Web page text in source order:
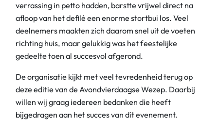
verrassing in petto hadden, barstte vrijwel direct na
afloop van het defilé een enorme stortbui los. Veel
deelnemers maakten zich daarom snel uit de voeten
richting huis, maar gelukkig was het feestelijke
gedeelte toen al succesvol afgerond.
De organisatie kijkt met veel tevredenheid terug op
deze editie van de Avondvierdaagse Wezep. Daarbij
willen wij graag iedereen bedanken die heeft
bijgedragen aan het succes van dit evenement.